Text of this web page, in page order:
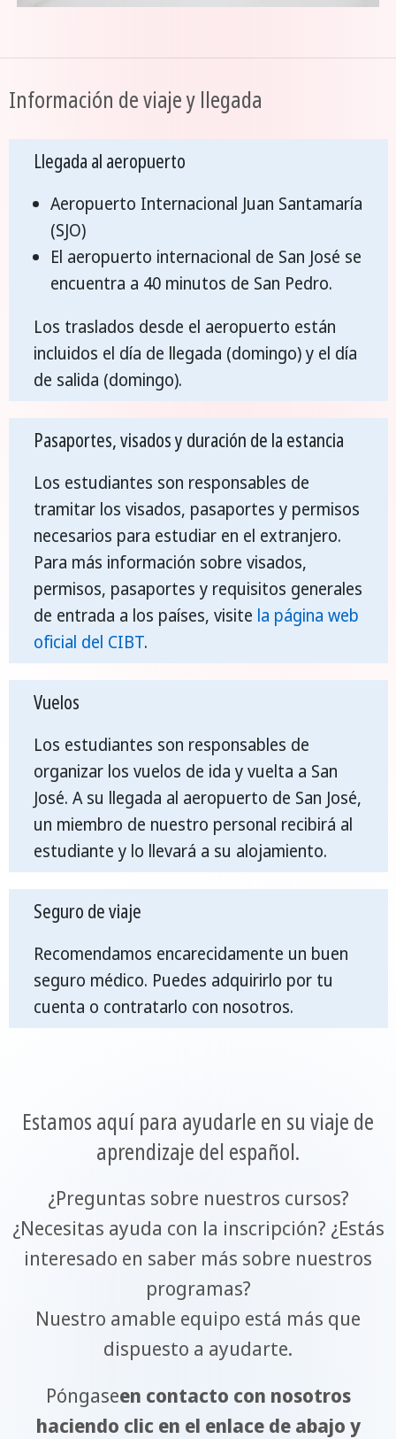
Información de viaje y llegada
Llegada al aeropuerto
Aeropuerto Internacional Juan Santamaría
(SJO)
El aeropuerto internacional de San José se
encuentra a 40 minutos de San Pedro.
Los traslados desde el aeropuerto están
incluidos el día de llegada (domingo) y el día
de salida (domingo).
Pasaportes, visados y duración de la estancia
Los estudiantes son responsables de
tramitar los visados, pasaportes y permisos
necesarios para estudiar en el extranjero.
Para más información sobre visados,
permisos, pasaportes y requisitos generales
de entrada a los países, visite la página web
oficial del CIBT.
Vuelos
Los estudiantes son responsables de
organizar los vuelos de ida y vuelta a San
José. A su llegada al aeropuerto de San José,
un miembro de nuestro personal recibirá al
estudiante y lo llevará a su alojamiento.
Seguro de viaje
Recomendamos encarecidamente un buen
seguro médico. Puedes adquirirlo por tu
cuenta o contratarlo con nosotros.
Estamos aquí para ayudarle en su viaje de
aprendizaje del español.
¿Preguntas sobre nuestros cursos?
¿Necesitas ayuda con la inscripción? ¿Estás
interesado en saber más sobre nuestros
programas?
Nuestro amable equipo está más que
dispuesto a ayudarte.
Póngaseen contacto con nosotros
haciendo clic en el enlace de abajo y